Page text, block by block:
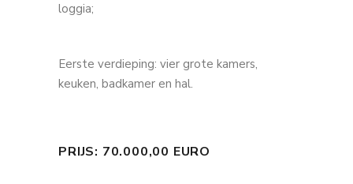
loggia;
Eerste verdieping: vier grote kamers,
keuken, badkamer en hal.
PRIJS: 70.000,00 EURO